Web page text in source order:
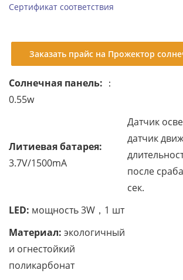
Сертификат соответствия
Заказать прайс на Прожектор
Солнечная панель: ：
0.55w
Литиевая батарея:
3.7V/1500mA
Датчик
датчик
после
сек.
LED: мощность 3W，1 шт
Материал: экологичный
и огнестойкий
поликарбонат